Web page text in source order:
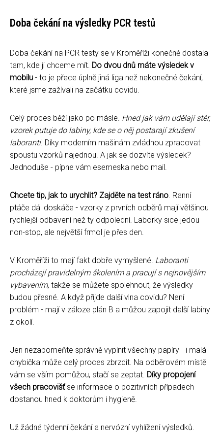
Doba čekání na výsledky PCR testů
Doba čekání na PCR testy se v Kroměříži konečně dostala
tam, kde ji chceme mít. Do dvou dnů máte výsledek v
mobilu - to je přece úplně jiná liga než nekonečné čekání,
které jsme zažívali na začátku covidu.
Celý proces běží jako po másle. Hned jak vám udělají stěr,
vzorek putuje do labiny, kde se o něj postarají zkušení
laboranti. Díky moderním mašinám zvládnou zpracovat
spoustu vzorků najednou. A jak se dozvíte výsledek?
Jednoduše - pípne vám esemeska nebo mail.
Chcete tip, jak to urychlit? Zajděte na test ráno . Ranní
ptáče dál doskáče - vzorky z prvních odběrů mají většinou
rychlejší odbavení než ty odpolední. Laborky sice jedou
non-stop, ale největší frmol je přes den.
V Kroměříži to mají fakt dobře vymyšlené. Laboranti
procházejí pravidelným školením a pracují s nejnovějším
vybavením, takže se můžete spolehnout, že výsledky
budou přesné. A když přijde další vlna covidu? Není
problém - mají v záloze plán B a můžou zapojit další labiny
z okolí.
Jen nezapomeňte správně vyplnit všechny papíry - i malá
chybička může celý proces zbrzdit. Na odběrovém místě
vám se vším pomůžou, stačí se zeptat. Díky propojení
všech pracovišťse informace o pozitivních případech
dostanou hned k doktorům i hygieně.
Už žádné týdenní čekání a nervózní vyhlížení výsledků.